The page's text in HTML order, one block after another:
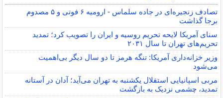
تصادف زنجیره‌ای در جاده سلماس - ارومیه ۶ فوتی و ۵ مصدوم
برجا گذاشت
سنای آمریکا لایحه تحریم روسیه و ایران را تصویب کرد؛ تمدید
تحریم‌های تهران تا سال ۲۰۳۱
وزیر خزانه‌داری آمریکا: تنگه هرمز تا دو سال دیگر بی‌اهمیت
می‌شود
مربی اسپانیایی استقلال یکشنبه به تهران می‌آید؛ آدان در آستانه
تمدید، چشمی نزدیک به بازگشت